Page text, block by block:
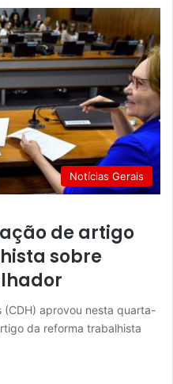
Notícias Gerais
de artigo
sobre
(CDH) aprovou nesta quarta-
da reforma trabalhista